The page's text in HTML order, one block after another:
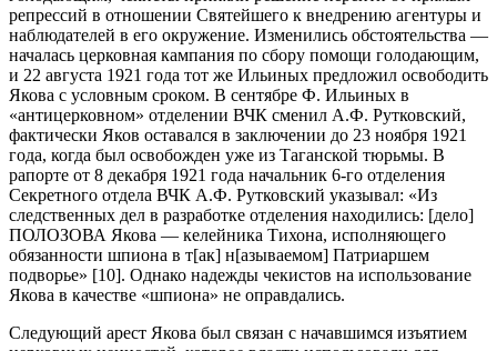
репрессий в отношении Святейшего к внедрению агентуры и
наблюдателей в его окружение. Изменились обстоятельства —
началась церковная кампания по сбору помощи голодающим,
и 22 августа 1921 года тот же Ильиных предложил освободить
Якова с условным сроком. В сентябре Ф. Ильиных в
«антицерковном» отделении ВЧК сменил А.Ф. Рутковский,
фактически Яков оставался в заключении до 23 ноября 1921
года, когда был освобожден уже из Таганской тюрьмы. В
рапорте от 8 декабря 1921 года начальник 6‑го отделения
Секретного отдела ВЧК А.Ф. Рутковский указывал: «Из
следственных дел в разработке отделения находились: [дело]
ПОЛОЗОВА Якова — келейника Тихона, исполняющего
обязанности шпиона в т[ак] н[азываемом] Патриаршем
подворье» [10]. Однако надежды чекистов на использование
Якова в качестве «шпиона» не оправдались.
Следующий арест Якова был связан с начавшимся изъятием